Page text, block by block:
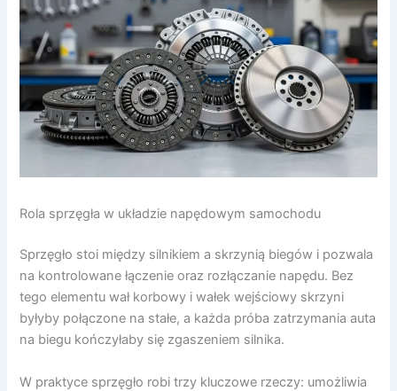
Rola sprzęgła w układzie napędowym samochodu
Sprzęgło stoi między silnikiem a skrzynią biegów i pozwala
na kontrolowane łączenie oraz rozłączanie napędu. Bez
tego elementu wał korbowy i wałek wejściowy skrzyni
byłyby połączone na stałe, a każda próba zatrzymania auta
na biegu kończyłaby się zgaszeniem silnika.
W praktyce sprzęgło robi trzy kluczowe rzeczy: umożliwia